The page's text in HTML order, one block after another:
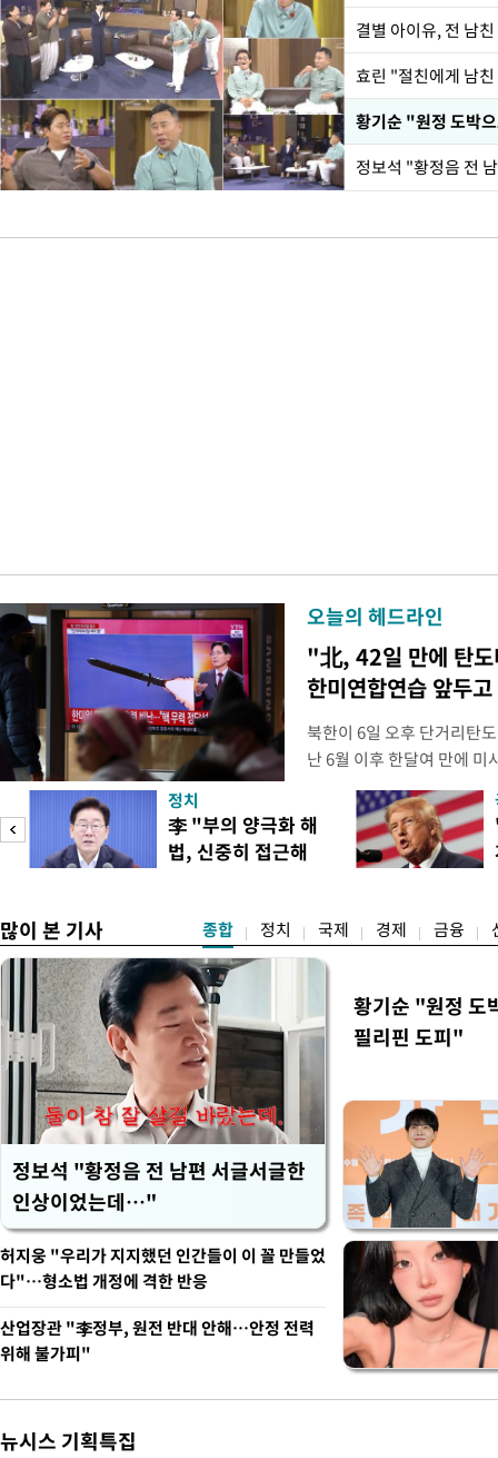
결별 아이유, 전 남
효린 "절친에게 남
황기순 "원정 도박
오늘의 헤드라인
"北, 42일 만에 탄도
한미연합연습 앞두
북한이 6일 오후 단거리탄
난 6월 이후 한달여 만에
본부에 따르면 우리 군은
서 동해상으로 발사된 단거
정확한 제원에 대해서는 한
정보당국은 발사 초기부터
정치
李 "부의 양극화 해
법, 신중히 접근해
많이 본 기사 종합 정치 국제 경제 금융
정보석 "황정음 전 남편 서글서글한
인상이었는데…"
황기순 "원정 도
필리핀 도피"
허지웅 "우리가 지지했던 인간들이 이 꼴 만들었
다"…형소법 개정에 격한 반응
산업장관 "李정부, 원전 반대 안해…안정 전력
위해 불가피"
뉴시스 기획특집